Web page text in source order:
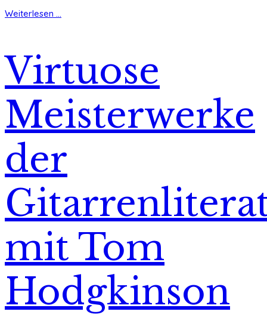
Weiterlesen ...
Virtuose
Meisterwerke
der
mit Tom
Hodgkinson